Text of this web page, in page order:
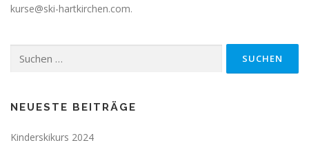
kurse@ski-hartkirchen.com.
nach:
NEUESTE BEITRÄGE
Kinderskikurs 2024